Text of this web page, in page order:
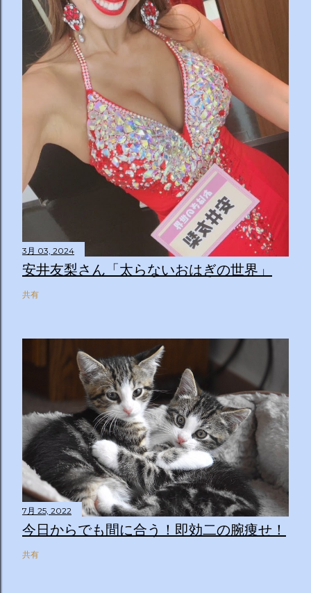
3月 03, 2024
安井友梨さん「太らないおはぎの世界」
共有
7月 25, 2022
今日からでも間に合う！即効二の腕痩せ！
共有